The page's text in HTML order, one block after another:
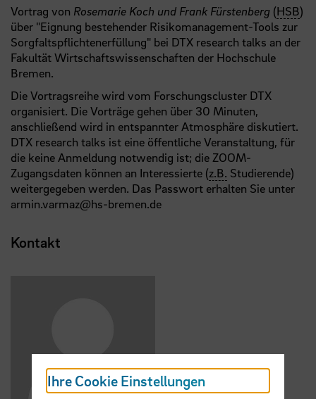
Vortrag von Rosemarie Koch und Frank Fürstenberg (HSB)
über "Eignung bestehender Risikomanagement-Tools zur
Sorgfaltspflichtenerfüllung" bei DTX research talks an der
Fakultät Wirtschaftswissenschaften der Hochschule
Bremen.
Die Vortragsreihe wird vom Forschungscluster DTX
organisiert. Die Vorträge gehen über 30 Minuten,
anschließend wird in entspannter Atmosphäre diskutiert.
DTX research talks ist eine öffentliche Veranstaltung, für
die keine Anmeldung notwendig ist; die ZOOM-
Zugangsdaten können an Interessierte (z.B. Studierende)
weitergegeben werden. Das Passwort erhalten Sie unter
armin.varmaz@hs-bremen.de
Kontakt
Ihre Cookie Einstellungen